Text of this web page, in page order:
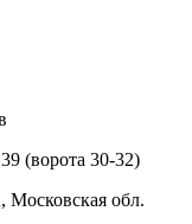
(ворота 30-32)
Московская обл.